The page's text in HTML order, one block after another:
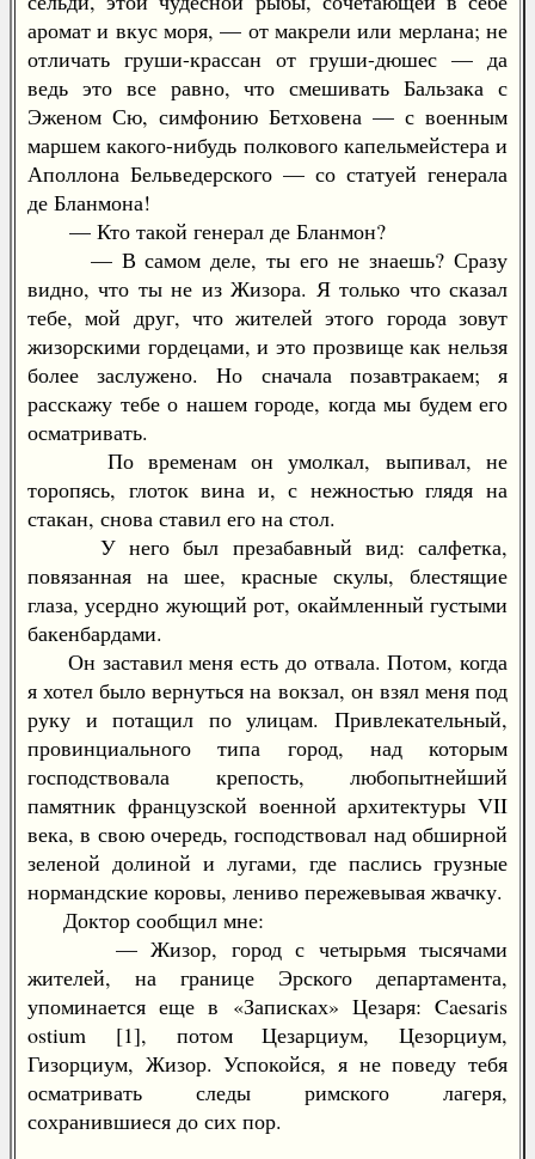
аромат и вкус моря, — от макрели или мерлана; не
отличать груши-крассан от груши-дюшес — да
ведь это все равно, что смешивать Бальзака с
Эженом Сю, симфонию Бетховена — с военным
маршем какого-нибудь полкового капельмейстера и
Аполлона Бельведерского — со статуей генерала
де Бланмона!
— Кто такой генерал де Бланмон?
— В самом деле, ты его не знаешь? Сразу
видно, что ты не из Жизора. Я только что сказал
тебе, мой друг, что жителей этого города зовут
жизорскими гордецами, и это прозвище как нельзя
более заслужено. Но сначала позавтракаем; я
расскажу тебе о нашем городе, когда мы будем его
осматривать.
По временам он умолкал, выпивал, не
торопясь, глоток вина и, с нежностью глядя на
стакан, снова ставил его на стол.
У него был презабавный вид: салфетка,
повязанная на шее, красные скулы, блестящие
глаза, усердно жующий рот, окаймленный густыми
бакенбардами.
Он заставил меня есть до отвала. Потом, когда
я хотел было вернуться на вокзал, он взял меня под
руку и потащил по улицам. Привлекательный,
провинциального типа город, над которым
господствовала крепость, любопытнейший
памятник французской военной архитектуры VII
века, в свою очередь, господствовал над обширной
зеленой долиной и лугами, где паслись грузные
нормандские коровы, лениво пережевывая жвачку.
Доктор сообщил мне:
— Жизор, город с четырьмя тысячами
жителей, на границе Эрского департамента,
упоминается еще в «Записках» Цезаря: Caesaris
ostium [1], потом Цезарциум, Цезорциум,
Гизорциум, Жизор. Успокойся, я не поведу тебя
осматривать следы римского лагеря,
сохранившиеся до сих пор.